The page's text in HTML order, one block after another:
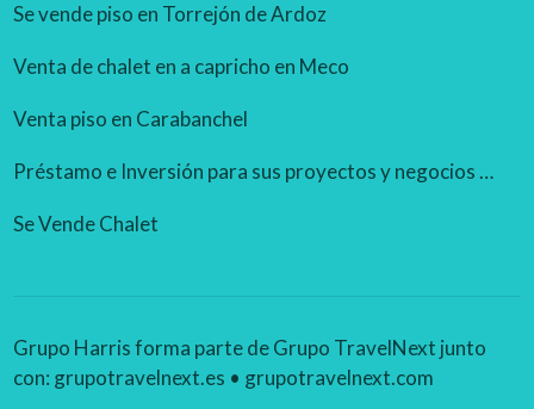
Se vende piso en Torrejón de Ardoz
Venta de chalet en a capricho en Meco
Venta piso en Carabanchel
Préstamo e Inversión para sus proyectos y negocios rentables.
Se Vende Chalet
Grupo Harris forma parte de Grupo TravelNext junto
con: grupotravelnext.es • grupotravelnext.com